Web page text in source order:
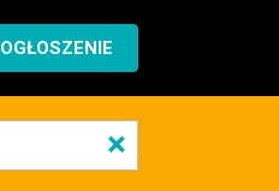
×